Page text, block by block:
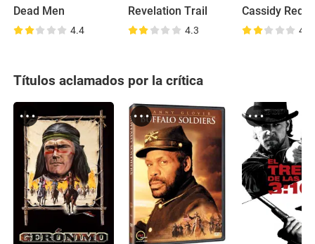
Dead Men
4.4
Revelation Trail
4.3
Cassidy Red
4.6
Títulos aclamados por la crítica